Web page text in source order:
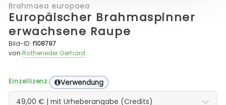
Brahmaea europaea
Europäischer Brahmaspinner
erwachsene Raupe
Bild-ID:f108797
vonRotheneder Gerhard
Einzellizenz: Verwendung